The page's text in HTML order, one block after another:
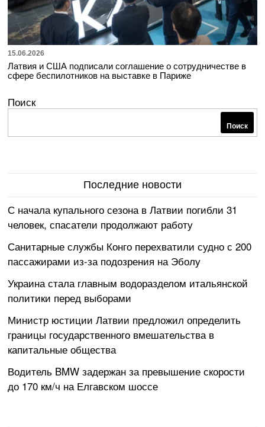
15.06.2026
Латвия и США подписали соглашение о сотрудничестве в
сфере беспилотников на выставке в Париже
Поиск
Поиск
Последние новости
С начала купального сезона в Латвии погибли 31
человек, спасатели продолжают работу
Санитарные службы Конго перехватили судно с 200
пассажирами из-за подозрения на Эболу
Украина стала главным водоразделом итальянской
политики перед выборами
Министр юстиции Латвии предложил определить
границы государственного вмешательства в
капитальные общества
Водитель BMW задержан за превышение скорости
до 170 км/ч на Елгавском шоссе